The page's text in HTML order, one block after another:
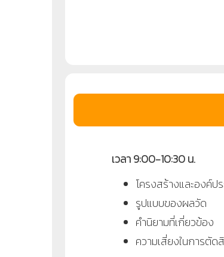
เวลา 9:00-10:30 น.
โครงสร้างและองค์ป
รูปแบบของผลวัด
คำนิยามที่เกี่ยวข้อง
ความเสี่ยงในการตั